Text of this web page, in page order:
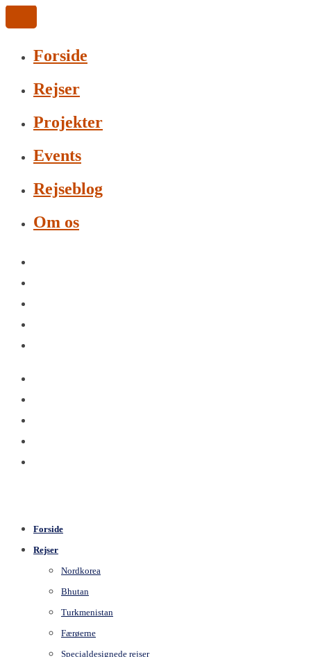
Forside
Rejser
Projekter
Events
Rejseblog
Om os
Forside
Rejser
Nordkorea
Bhutan
Turkmenistan
Færøerne
Specialdesignede rejser